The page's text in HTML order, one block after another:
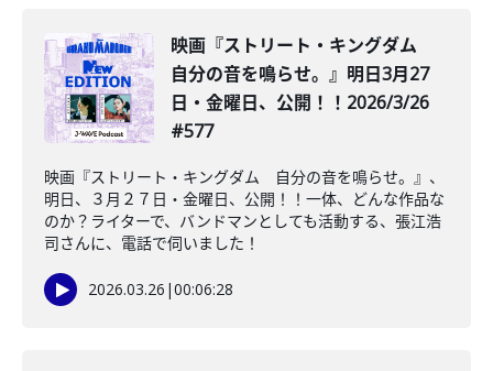
映画『ストリート・キングダム
自分の音を鳴らせ。』明日3月27
日・金曜日、公開！！2026/3/26
#577
映画『ストリート・キングダム 自分の音を鳴らせ。』、
明日、３月２７日・金曜日、公開！！一体、どんな作品な
のか？ライターで、バンドマンとしても活動する、張江浩
司さんに、電話で伺いました！
2026.03.26 |00:06:28